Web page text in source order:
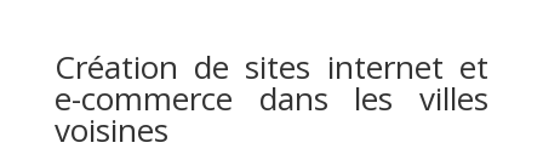
Création de sites internet et
e-commerce dans les villes
voisines